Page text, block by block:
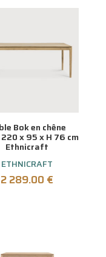
Bok en chêne
x 95 x H 76 cm
Ethnicraft
ETHNICRAFT
2 289.00 €